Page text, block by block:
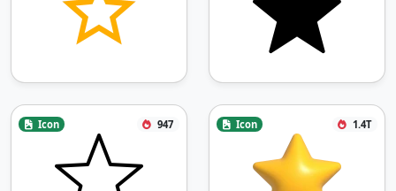
Icon 947 Icon 1.4T